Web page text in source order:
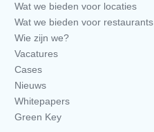
Wat we bieden voor locaties
Wat we bieden voor restaurants
Wie zijn we?
Vacatures
Cases
Nieuws
Whitepapers
Green Key